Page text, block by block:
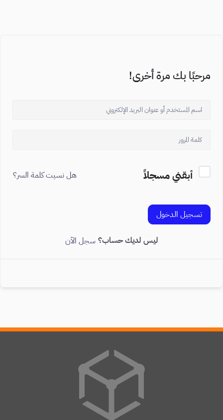
مرحبًا بك مرة أخرى!
أبقني مسجلاً هل نسيت كلمة السر؟
تسجيل الدخول
ليس لديك حساب؟ سجل الآن